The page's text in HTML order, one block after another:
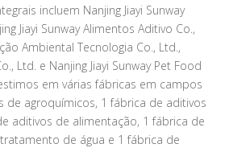
incluem Nanjing Jiayi Sunway
Jiayi Sunway Alimentos Aditivo Co.,
Ambiental Tecnologia Co., Ltd.,
Ltd. e Nanjing Jiayi Sunway Pet Food
em várias fábricas em campos
de agroquímicos, 1 fábrica de aditivos
aditivos de alimentação, 1 fábrica de
de água e 1 fábrica de